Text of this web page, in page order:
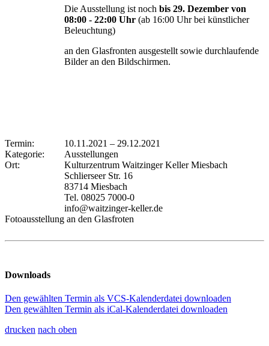
Die Ausstellung ist noch bis 29. Dezember von
08:00 - 22:00 Uhr (ab 16:00 Uhr bei künstlicher
Beleuchtung)
an den Glasfronten ausgestellt sowie durchlaufende
Bilder an den Bildschirmen.
Termin: 10.11.2021 – 29.12.2021
Kategorie:
Ausstellungen
Ort:
Kulturzentrum Waitzinger Keller Miesbach
Schlierseer Str. 16
83714 Miesbach
Tel. 08025 7000-0
info@waitzinger-keller.de
Fotoausstellung an den Glasfroten
Downloads
Den gewählten Termin als VCS-Kalenderdatei downloaden
Den gewählten Termin als iCal-Kalenderdatei downloaden
drucken nach oben